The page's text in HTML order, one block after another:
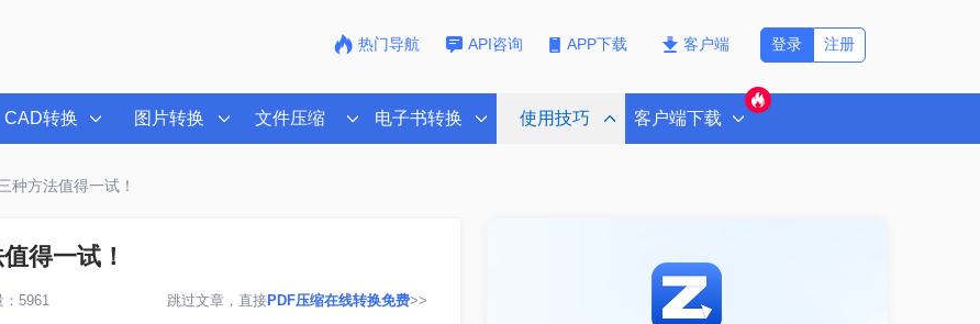
热门导航 API咨询 APP下载 客户端 注册
登录
CAD转换 图片转换 文件压缩 电子书转换 使用技巧 客户端下载
种方法值得一试！
得一试！
：5961 跳过文章，直接PDF压缩在线转换免费>>